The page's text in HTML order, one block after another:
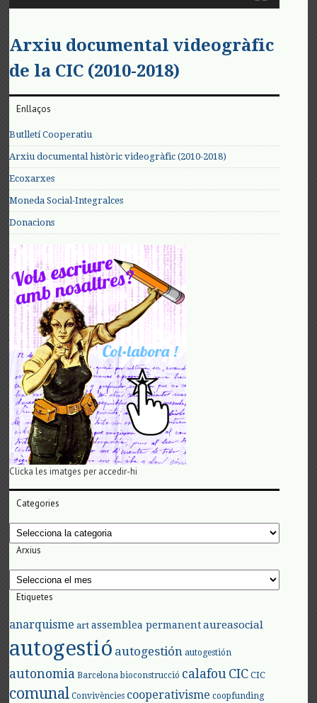
Arxiu documental videogràfic
de la CIC (2010-2018)
Enllaços
Butlletí Cooperatiu
Arxiu documental històric videogràfic (2010-2018)
Ecoxarxes
Moneda Social-Integralces
Donacions
Clicka les imatges per accedir-hi
Categories
Categories
Arxius
Arxius
Etiquetes
anarquisme art assemblea permanent aureasocial
autogestió autogestión autogestión
autonomia Barcelona bioconstrucció calafou CIC CIC
comunal Convivències cooperativisme coopfunding